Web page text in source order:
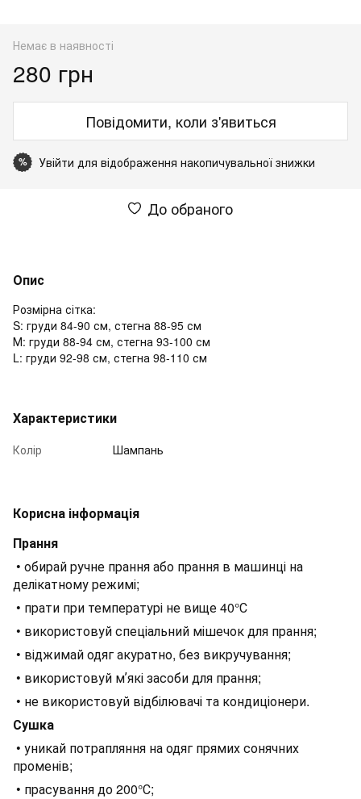
Немає в наявності
280 грн
Повідомити, коли з'явиться
% Увійти для відображення накопичувальної знижки
До обраного
Опис
Розмірна сітка:
S: груди 84-90 см, стегна 88-95 см
М: груди 88-94 см, стегна 93-100 см
L: груди 92-98 см, стегна 98-110 см
Характеристики
Колір Шампань
Корисна інформація
Прання
• обирай ручне прання або прання в машинці на
делікатному режимі;
• прати при температурі не вище 40°С
• використовуй спеціальний мішечок для прання;
• віджимай одяг акуратно, без викручування;
• використовуй мʼякі засоби для прання;
• не використовуй відбілювачі та кондиціонери.
Сушка
• уникай потрапляння на одяг прямих сонячних
променів;
• прасування до 200°С;